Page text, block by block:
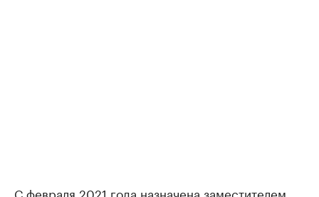
С февраля 2021 года назначена заместителем